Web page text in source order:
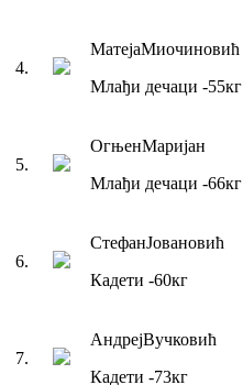
4.
МатејаМиочиновић
Млађи дечаци -55кг
5.
ОгњенМаријан
Млађи дечаци -66кг
6.
СтефанЈовановић
Кадети -60кг
7.
АндрејВучковић
Кадети -73кг